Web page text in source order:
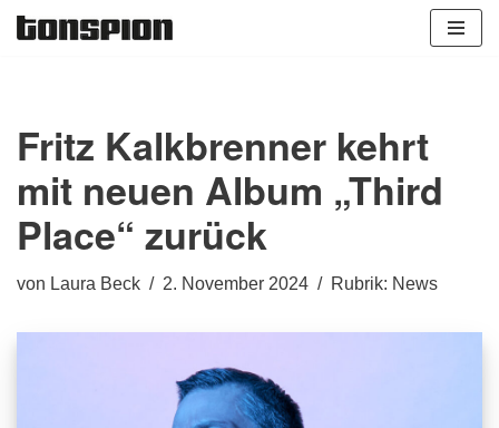
Fritz Kalkbrenner kehrt
mit neuen Album „Third
Place“ zurück
von Laura Beck 2. November 2024 Rubrik: News